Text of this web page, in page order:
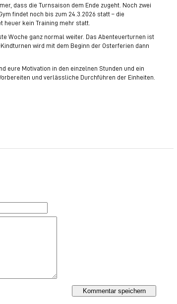
dass die Turnsaison dem Ende zugeht. Noch zwei
findet noch bis zum 24.3.2026 statt – die
heuer kein Training mehr statt.
Woche ganz normal weiter. Das Abenteuerturnen ist
wird mit dem Beginn der Osterferien dann
eure Motivation in den einzelnen Stunden und ein
und verlässliche Durchführen der Einheiten.